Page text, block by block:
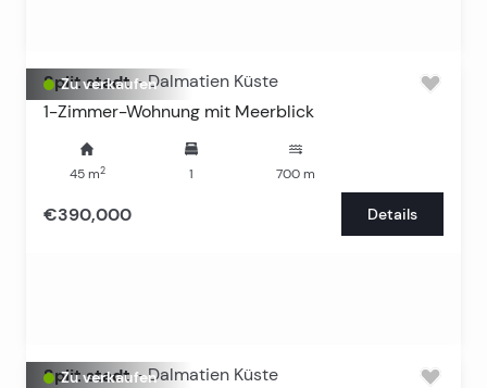
Zu verkaufen
Split stadt - Dalmatien Küste
1-Zimmer-Wohnung mit Meerblick
45m2 1 700 m
€390,000 Details
Zu verkaufen
Split stadt - Dalmatien Küste